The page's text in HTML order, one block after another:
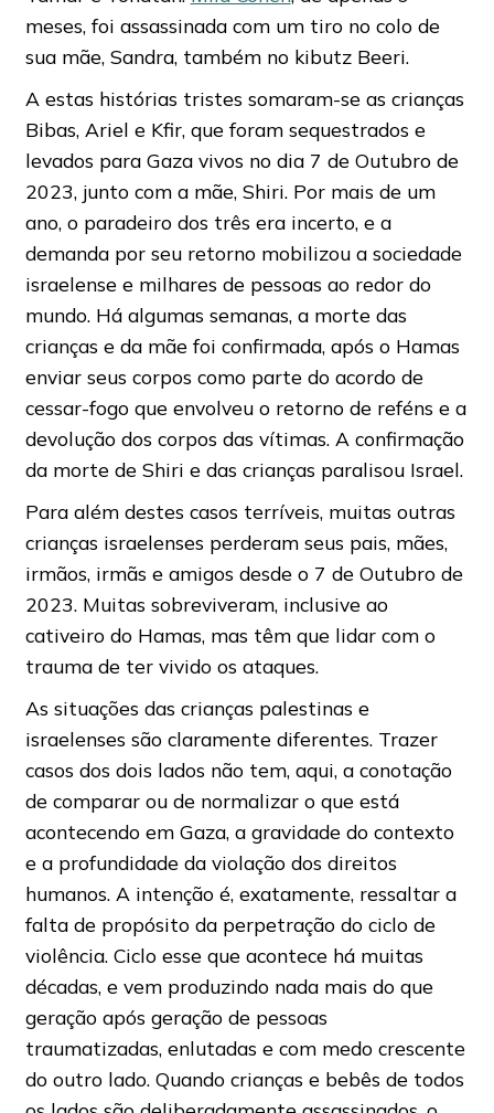
meses, foi assassinada com um tiro no colo de
sua mãe, Sandra, também no kibutz Beeri.
A estas histórias tristes somaram-se as crianças
Bibas, Ariel e Kfir, que foram sequestrados e
levados para Gaza vivos no dia 7 de Outubro de
2023, junto com a mãe, Shiri. Por mais de um
ano, o paradeiro dos três era incerto, e a
demanda por seu retorno mobilizou a sociedade
israelense e milhares de pessoas ao redor do
mundo. Há algumas semanas, a morte das
crianças e da mãe foi confirmada, após o Hamas
enviar seus corpos como parte do acordo de
cessar-fogo que envolveu o retorno de reféns e a
devolução dos corpos das vítimas. A confirmação
da morte de Shiri e das crianças paralisou Israel.
Para além destes casos terríveis, muitas outras
crianças israelenses perderam seus pais, mães,
irmãos, irmãs e amigos desde o 7 de Outubro de
2023. Muitas sobreviveram, inclusive ao
cativeiro do Hamas, mas têm que lidar com o
trauma de ter vivido os ataques.
As situações das crianças palestinas e
israelenses são claramente diferentes. Trazer
casos dos dois lados não tem, aqui, a conotação
de comparar ou de normalizar o que está
acontecendo em Gaza, a gravidade do contexto
e a profundidade da violação dos direitos
humanos. A intenção é, exatamente, ressaltar a
falta de propósito da perpetração do ciclo de
violência. Ciclo esse que acontece há muitas
décadas, e vem produzindo nada mais do que
geração após geração de pessoas
traumatizadas, enlutadas e com medo crescente
do outro lado. Quando crianças e bebês de todos